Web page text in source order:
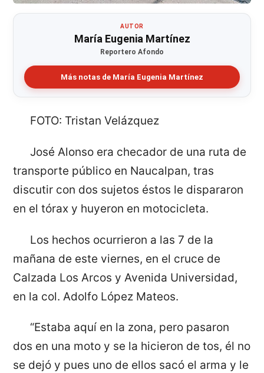
AUTOR
María Eugenia Martínez
Reportero Afondo
Más notas de María Eugenia Martínez
FOTO: Tristan Velázquez
José Alonso era checador de una ruta de
transporte público en Naucalpan, tras
discutir con dos sujetos éstos le dispararon
en el tórax y huyeron en motocicleta.
Los hechos ocurrieron a las 7 de la
mañana de este viernes, en el cruce de
Calzada Los Arcos y Avenida Universidad,
en la col. Adolfo López Mateos.
“Estaba aquí en la zona, pero pasaron
dos en una moto y se la hicieron de tos, él no
se dejó y pues uno de ellos sacó el arma y le